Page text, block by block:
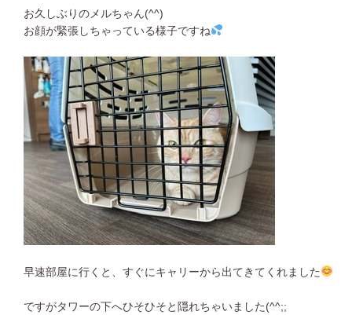
お久しぶりのメルちゃん(^^)
お顔が緊張しちゃっている様子ですね
早速部屋に行くと、すぐにキャリーから出てきてくれました
ですがタワーの下へひそひそと隠れちゃいました(^^;;